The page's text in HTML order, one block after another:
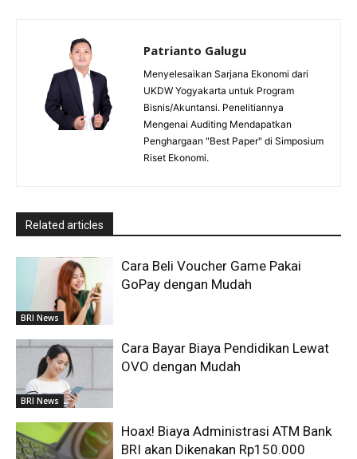
Patrianto Galugu
Menyelesaikan Sarjana Ekonomi dari
UKDW Yogyakarta untuk Program
Bisnis/Akuntansi. Penelitiannya
Mengenai Auditing Mendapatkan
Penghargaan "Best Paper" di Simposium
Riset Ekonomi.
Related articles
BRI News
Cara Beli Voucher Game Pakai
GoPay dengan Mudah
BRI News
Cara Bayar Biaya Pendidikan Lewat
OVO dengan Mudah
Hoax! Biaya Administrasi ATM Bank
BRI akan Dikenakan Rp150.000